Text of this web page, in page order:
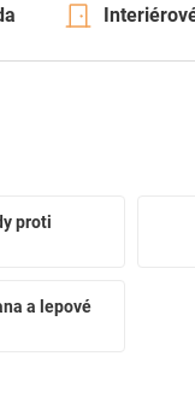
proti
a lepové